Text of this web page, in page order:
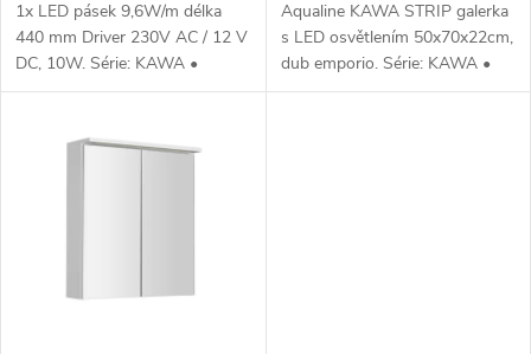
t
ů
k
t
1x LED pásek 9,6W/m délka
440 mm Driver 230V AC / 12 V
DC, 10W. Série: KAWA •
Rozměr: 50x70,4x21,6 cm •
mm • Hloubka: 216 mm •
Aqualine KAWA STRIP galerka
s LED osvětlením 50x70x22cm,
dub emporio. Série: KAWA •
Rozměr: 50x70,4x21,6 cm •